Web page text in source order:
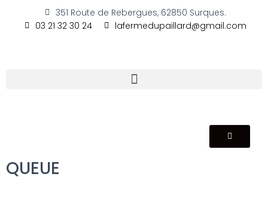
351 Route de Rebergues, 62850 Surques.
03 21 32 30 24
lafermedupaillard@gmail.com
QUEUE